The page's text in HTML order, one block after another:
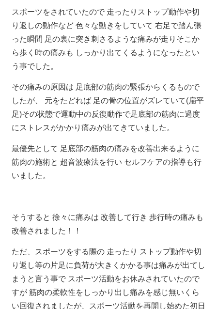
スポーツをされていたので 走ったりストップ動作や切
り返しの動作など 色々な動きをしていて 右足で踏ん張
った瞬間 足の裏に突き刺さるような痛みが走りそこか
ら歩く時の痛みも しっかり出てくるようになったとい
う事でした。
その痛みの原因は 足底部の筋肉の緊張からくるもので
したが、 元をたどれば 足の骨の位置がズレていて(扁平
足)その状態で運動中の反復動作で足底部の筋肉に過度
にストレスがかかり痛みが出てきていました。
最優先として 足底部の筋肉の痛みを改善出来るように
筋肉の施術と 超音波療法を行い セルフケアの指導も行
いました。
そうすると 徐々に痛みは 改善して行き 歩行時の痛みも
改善されました！！
ただ、スポーツをする際の 走ったり ストップ動作や切
り返し等の片足に負荷が大きくかかる事は痛みが出てし
まうと言う事で スポーツ活動をお休みされていたので
すが 筋肉の柔軟性をしっかり出し痛みを感じ無いくら
い回復されましたが、スポーツ活動を再開し始めた初日